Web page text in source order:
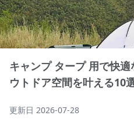
キャンプ タープ 用で快
ウトドア空間を叶える10
更新日 2026-07-28